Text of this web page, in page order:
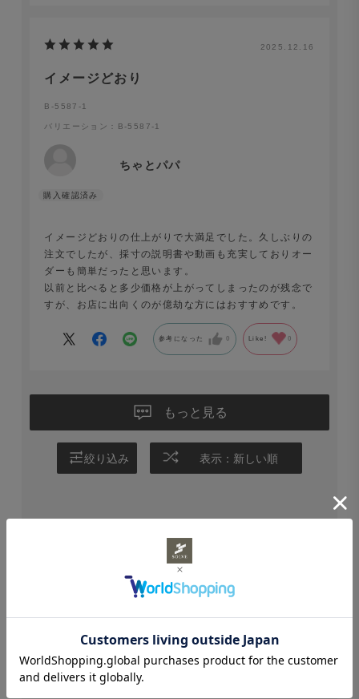
2025.12.16
イメージどおり
B-5587-1
バリエーション：B-5587-1
ちゃとパパ
イメージどおりの仕上がりで大満足でした。久しぶりの
注文でしたが、採寸の説明書や動画も充実しておりオー
ダーも簡単だったと思います。
以前と比べると多少価格が上がってしまったのが残念で
すが、お店に出向くのが億劫な方にはおすすめです。
参考になった 0 Like! 0
もっと見る
絞り込み 表示：新しい順
STAFF REVIEWS
スタッフレビュー
レビューはありません。